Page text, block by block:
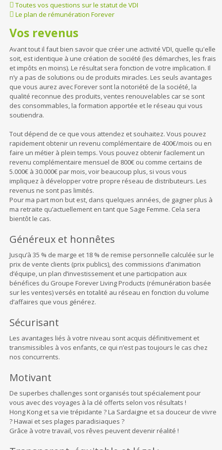
Toutes vos questions sur le statut de VDI
Le plan de rémunération Forever
Vos revenus
Avant tout il faut bien savoir que créer une activité VDI, quelle qu'elle
soit, est identique à une création de société (les démarches, les frais
et impôts en moins). Le résultat sera fonction de votre implication. Il
n’y a pas de solutions ou de produits miracles. Les seuls avantages
que vous aurez avec Forever sont la notoriété de la société, la
qualité reconnue des produits, ventes renouvelables car se sont
des consommables, la formation apportée et le réseau qui vous
soutiendra.
Tout dépend de ce que vous attendez et souhaitez. Vous pouvez
rapidement obtenir un revenu complémentaire de 400€/mois ou en
faire un métier à plein temps. Vous pouvez obtenir facilement un
revenu complémentaire mensuel de 800€ ou comme certains de
5.000€ à 30.000€ par mois, voir beaucoup plus, si vous vous
impliquez à développer votre propre réseau de distributeurs. Les
revenus ne sont pas limités.
Pour ma part mon but est, dans quelques années, de gagner plus à
ma retraite qu’actuellement en tant que Sage Femme. Cela sera
bientôt le cas.
Généreux et honnêtes
Jusqu’à 35 % de marge et 18 % de remise personnelle calculée sur le
prix de vente clients (prix publics), des commissions d’animation
d’équipe, un plan d’investissement et une participation aux
bénéfices du Groupe Forever Living Products (rémunération basée
sur les ventes) versés en totalité au réseau en fonction du volume
d’affaires que vous générez.
Sécurisant
Les avantages liés à votre niveau sont acquis définitivement et
transmissibles à vos enfants, ce qui n’est pas toujours le cas chez
nos concurrents.
Motivant
De superbes challenges sont organisés tout spécialement pour
vous avec des voyages à la clé offerts selon vos résultats !
Hong Kong et sa vie trépidante ? La Sardaigne et sa douceur de vivre
? Hawaï et ses plages paradisiaques ?
Grâce à votre travail, vos rêves peuvent devenir réalité !